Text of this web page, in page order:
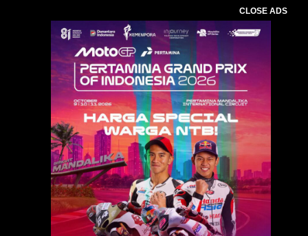
CLOSE ADS